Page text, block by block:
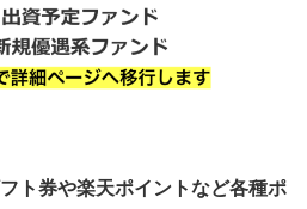
ト券や楽天ポイントなど各種ポ